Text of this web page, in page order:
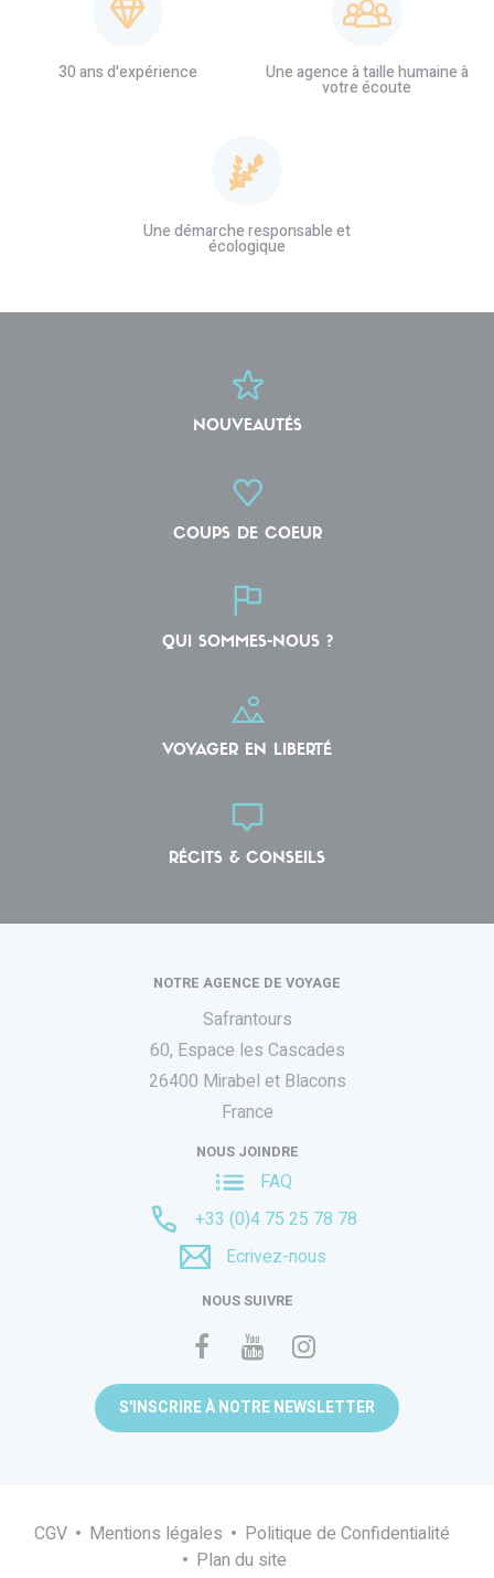
30 ans d'expérience Une agence à taille humaine à
votre écoute
Une démarche responsable et
écologique
NOUVEAUTÉS
COUPS DE COEUR
QUI SOMMES-NOUS ?
VOYAGER EN LIBERTÉ
RÉCITS & CONSEILS
NOTRE AGENCE DE VOYAGE
Safrantours
60, Espace les Cascades
26400 Mirabel et Blacons
France
NOUS JOINDRE
FAQ
+33 (0)4 75 25 78 78
Ecrivez-nous
NOUS SUIVRE
S'INSCRIRE À NOTRE NEWSLETTER
CGV Mentions légales
Politique de Confidentialité
Plan du site